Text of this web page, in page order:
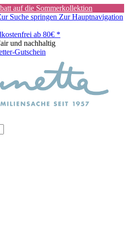
auf die Sommerkollektion
Suche springen Zur Hauptnavigation
ab 80€ *
und nachhaltig
Gutschein